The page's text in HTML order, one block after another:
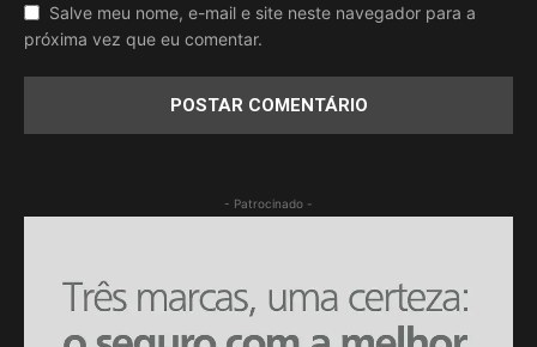
Salve meu nome, e-mail e site neste navegador para a
próxima vez que eu comentar.
- Patrocinado -